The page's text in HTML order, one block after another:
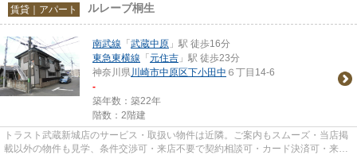
賃貸｜アパート ルレーブ桐生
南武線 「武蔵中原 」駅 徒歩16分
東急東横線 「元住吉 」駅 徒歩23分
神奈川県川崎市中原区下小田中 ６丁目14-6
-
築年数：築22年
階数：2階建
トラスト武蔵新城店のサービス・取扱い物件は近隣。ご案内もスムーズ・当店掲
載以外の物件も見学、条件交渉可・来店不要で契約相談可・カード決済可・来店